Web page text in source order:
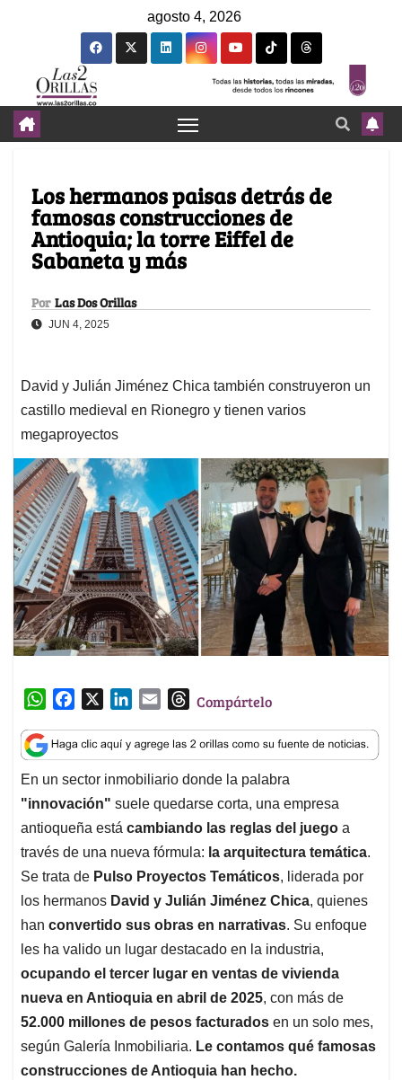
agosto 4, 2026
Los hermanos paisas detrás de
famosas construcciones de
Antioquia; la torre Eiffel de
Sabaneta y más
Por Las Dos Orillas
JUN 4, 2025
David y Julián Jiménez Chica también construyeron un
castillo medieval en Rionegro y tienen varios
megaproyectos
W
a
t
s
A
p
p
c
e
b
o
o
k
n
k
e
d
I
n
a
i
l
T
r
e
a
d
s
Compártelo
En un sector inmobiliario donde la palabra
"innovación" suele quedarse corta, una empresa
antioqueña está cambiando las reglas del juego a
través de una nueva fórmula: la arquitectura temática.
Se trata de Pulso Proyectos Temáticos, liderada por
los hermanos David y Julián Jiménez Chica, quienes
han convertido sus obras en narrativas. Su enfoque
les ha valido un lugar destacado en la industria,
ocupando el tercer lugar en ventas de vivienda
nueva en Antioquia en abril de 2025, con más de
52.000 millones de pesos facturados en un solo mes,
según Galería Inmobiliaria. Le contamos qué famosas
construcciones de Antioquia han hecho.